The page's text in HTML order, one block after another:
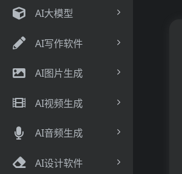
AI大模型
AI写作软件
AI图片生成
AI视频生成
AI音频生成
AI设计软件